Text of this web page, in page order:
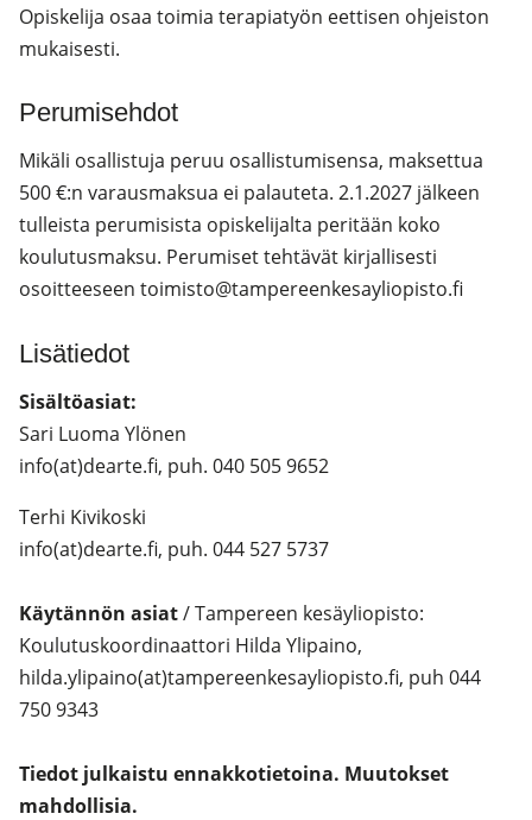
Opiskelija osaa toimia terapiatyön eettisen ohjeiston
mukaisesti.
Perumisehdot
Mikäli osallistuja peruu osallistumisensa, maksettua
500 €:n varausmaksua ei palauteta. 2.1.2027 jälkeen
tulleista perumisista opiskelijalta peritään koko
koulutusmaksu. Perumiset tehtävät kirjallisesti
osoitteeseen toimisto@tampereenkesayliopisto.fi
Lisätiedot
Sisältöasiat:
Sari Luoma Ylönen
info(at)dearte.fi, puh. 040 505 9652
Terhi Kivikoski
info(at)dearte.fi, puh. 044 527 5737
Käytännön asiat/ Tampereen kesäyliopisto:
Koulutuskoordinaattori Hilda Ylipaino,
hilda.ylipaino(at)tampereenkesayliopisto.fi, puh 044
750 9343
Tiedot julkaistu ennakkotietoina. Muutokset
mahdollisia.